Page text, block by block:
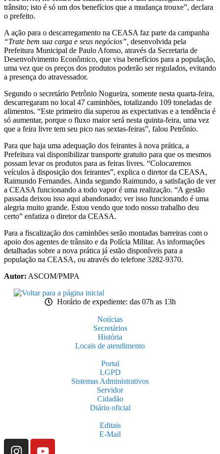
trânsito; isto é só um dos benefícios que a mudança trouxe”, declara
o prefeito.
A ação para o descarregamento na CEASA faz parte da campanha
“Trate bem sua carga e seus negócios”, desenvolvida pela
Prefeitura Municipal de Paulo Afonso, através da Secretaria de
Desenvolvimento Econômico, que visa benefícios para a população,
uma vez que os preços dos produtos poderão ser regulados, evitando
a presença do atravessador.
Segundo o secretário Petrônio Nogueira, somente nesta quarta-feira,
descarregaram no local 47 caminhões, totalizando 109 toneladas de
alimentos. “Este primeiro dia superou as expectativas e a tendência é
só aumentar, porque o fluxo maior será nesta quinta-feira, uma vez
que a feira livre tem seu pico nas sextas-feiras”, falou Petrônio.
Para que haja uma adequação dos feirantes à nova prática, a
Prefeitura vai disponibilizar transporte gratuito para que os mesmos
possam levar os produtos para as feiras livres. “Colocaremos
veículos à disposição dos feirantes”, explica o diretor da CEASA,
Raimundo Fernandes. Ainda segundo Raimundo, a satisfação de ver
a CEASA funcionando a todo vapor é uma realização. “A gestão
passada deixou isso aqui abandonado; ver isso funcionando é uma
alegria muito grande. Estou vendo que todo nosso trabalho deu
certo” enfatiza o diretor da CEASA.
Para a fiscalização dos caminhões serão montadas barreiras com o
apoio dos agentes de trânsito e da Polícia Militar. As informações
detalhadas sobre a nova prática já estão disponíveis para a
população na CEASA, ou através do telefone 3282-9370.
Autor: ASCOM/PMPA
Horário de expediente: das 07h as 13h
Notícias
Secretários
História
Locais de atendimento
Portal
LGPD
Sistemas Administrativos
Servidor
Cidadão
Diário oficial
Editais
E-Mail